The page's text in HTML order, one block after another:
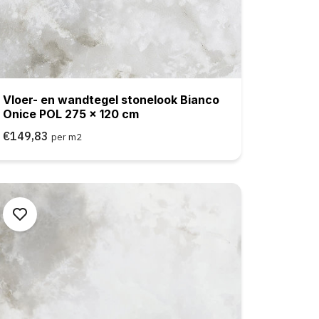
Vloer- en wandtegel stonelook Bianco
Onice POL 275 x 120 cm
€149,83 per m2